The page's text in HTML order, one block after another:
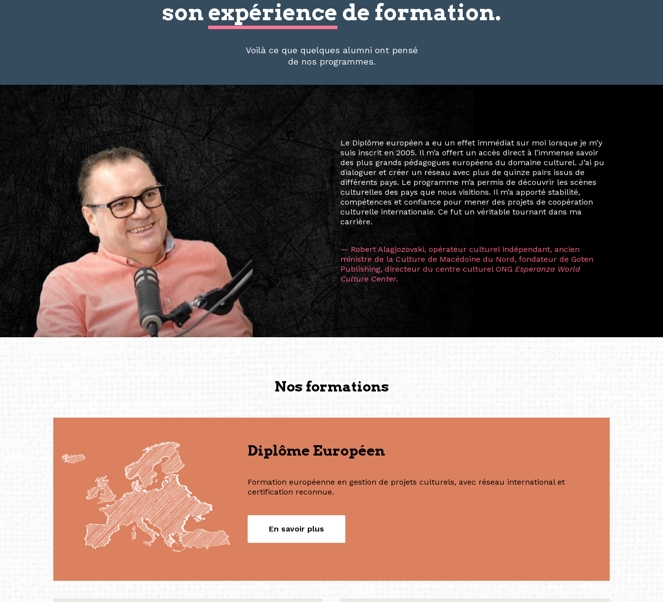
son expérience de formation.
Voilà ce que quelques alumni ont pensé
de nos programmes.
Le destin a voulu que ma vie privée et ma vie professionnelle dans les
arts soient étroitement liées. Durant mon année au sein du Diplôme
Marcel Hicter, j’ai intégré un réseau européen aussi inattendu que
vibrant, qui s’est étendu bien au-delà de la salle de classe. En
quelques mois, j’invitais mes camarades à collaborer sur des projets
allant de Baguio City à Pékin, de Helsinki à Kuala Lumpur, Langkawi,
Manille, Tokyo et Varsovie, renforçant ainsi ma vision de curatrice
consistant à connecter des artistes à travers les disciplines et les
continents.
L’une des rencontres les plus marquantes fut celle avec ma
consœur HicterienneRuthe Zuntz — une amitié dont la générosité et
la vision ont transformé ma trajectoire et m’ont conduite de
Singapour à Berlin pendant près d’une décennie. Aujourd’hui encore,
les amitiés forgées durant cette année intense et inspirante
solidité et m’encouragent à continuer de rêver, de créer et de tendre
vers de nouvelles possibilités.
— Vanini Belarmino (Singapore /Germany)
(Photography: Geric Cruz)
Formation européenne en gestion de projets culturels, avec réseau international et